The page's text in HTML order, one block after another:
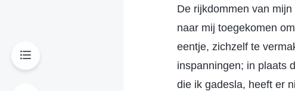
De rijkdommen van
naar mij toegekomen
eentje, zichzelf te
inspanningen; in plaats
die ik gadesla, heeft er